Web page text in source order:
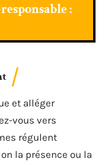
:
et alléger
vous vers
régulent
la présence ou la